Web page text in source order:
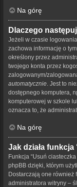
Na górę
Dlaczego
Jeżeli w czasie
zachowa informację o
określony przez
twojego konta przez
zalogowanym/
automatycznie . Jest to
dostępnego komputera,
komputerowej w szkole
oznacza to, że
Na górę
Jak działa
Funkcja “Usuń
phpBB dzięki, którym
Dostarczają one również
administratora witryny –